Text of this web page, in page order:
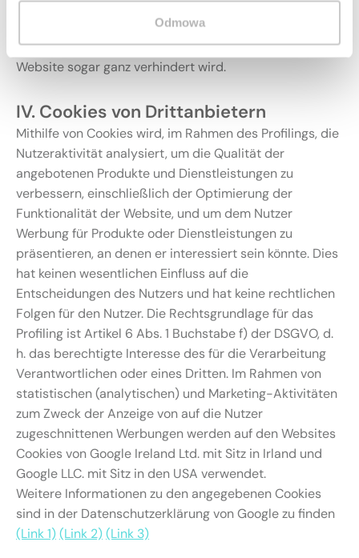
Odmowa
unerlässlich sind, kann eine Änderung Ihrer
Browsereinstellungen dazu führen, dass bestimmte
Dienste nicht mehr funktionieren oder die Nutzung der
Website sogar ganz verhindert wird.
IV. Cookies von Drittanbietern
Mithilfe von Cookies wird, im Rahmen des Profilings, die
Nutzeraktivität analysiert, um die Qualität der
angebotenen Produkte und Dienstleistungen zu
verbessern, einschließlich der Optimierung der
Funktionalität der Website, und um dem Nutzer
Werbung für Produkte oder Dienstleistungen zu
präsentieren, an denen er interessiert sein könnte. Dies
hat keinen wesentlichen Einfluss auf die
Entscheidungen des Nutzers und hat keine rechtlichen
Folgen für den Nutzer. Die Rechtsgrundlage für das
Profiling ist Artikel 6 Abs. 1 Buchstabe f) der DSGVO, d.
h. das berechtigte Interesse des für die Verarbeitung
Verantwortlichen oder eines Dritten. Im Rahmen von
statistischen (analytischen) und Marketing-Aktivitäten
zum Zweck der Anzeige von auf die Nutzer
zugeschnittenen Werbungen werden auf den Websites
Cookies von Google Ireland Ltd. mit Sitz in Irland und
Google LLC. mit Sitz in den USA verwendet.
Weitere Informationen zu den angegebenen Cookies
sind in der Datenschutzerklärung von Google zu finden
(Link 1)(Link 2)(Link 3)